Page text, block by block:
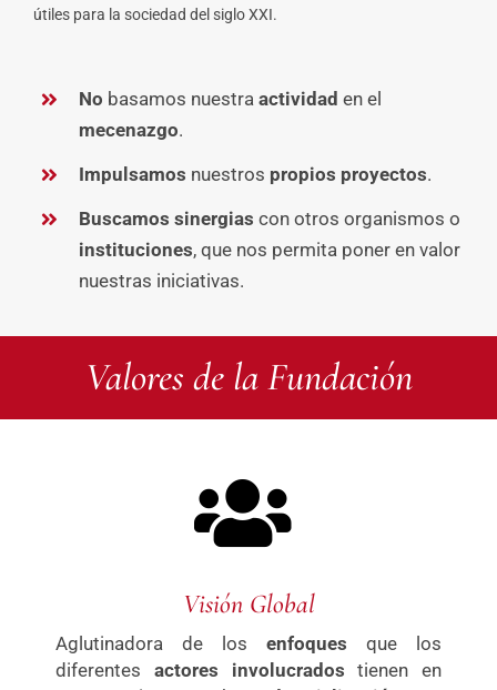
útiles para la sociedad del siglo XXI.
No basamos nuestra actividad en el
mecenazgo.
Impulsamos nuestros propios proyectos.
Buscamos sinergias con otros organismos o
instituciones, que nos permita poner en valor
nuestras iniciativas.
Valores de la Fundación
Visión Global
Aglutinadora de los enfoques que los
diferentes actores involucrados tienen en